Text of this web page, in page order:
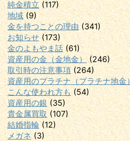
純金積立 (117)
地域(9)
金を持つことの理由 (341)
お知らせ (173)
金のよもやま話 (61)
資産用の金（金地金） (246)
取引時の注意事項 (264)
資産用のプラチナ（プラチナ地金）
こんな使われ方も (54)
資産用の銀 (35)
貴金属買取(107)
結婚指輪 (12)
メガネ (3)